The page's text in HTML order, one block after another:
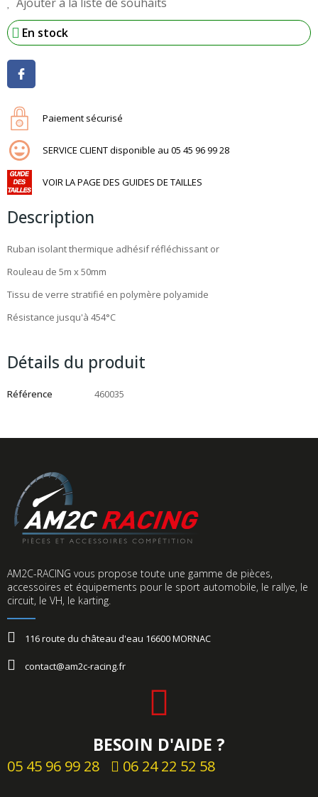
En stock
Paiement sécurisé
SERVICE CLIENT disponible au 05 45 96 99 28
VOIR LA PAGE DES GUIDES DE TAILLES
Description
Ruban isolant thermique adhésif réfléchissant or
Rouleau de 5m x 50mm
Tissu de verre stratifié en polymère polyamide
Résistance jusqu'à 454°C
Détails du produit
Référence 460035
AM2C-RACING vous propose toute une gamme de pièces,
accessoires et équipements pour le sport automobile, le rallye, le
circuit, le VH, le karting.​
116 route du château d'eau 16600 MORNAC
contact@am2c-racing.fr
BESOIN D'AIDE ?
05 45 96 99 28 06 24 22 52 58